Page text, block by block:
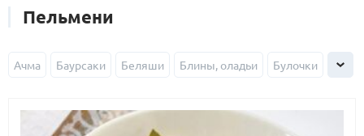
Пельмени
Ачма Баурсаки Беляши Блины, оладьи Булочки